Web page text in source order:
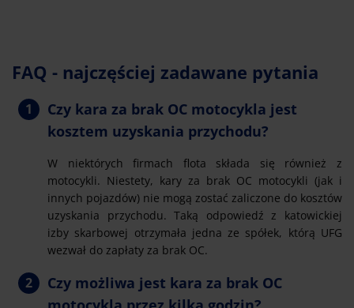
FAQ - najczęściej zadawane pytania
Czy kara za brak OC motocykla jest
kosztem uzyskania przychodu?
W niektórych firmach flota składa się również z
motocykli. Niestety, kary za brak OC motocykli (jak i
innych pojazdów) nie mogą zostać zaliczone do kosztów
uzyskania przychodu. Taką odpowiedź z katowickiej
izby skarbowej otrzymała jedna ze spółek, którą UFG
wezwał do zapłaty za brak OC.
Czy możliwa jest kara za brak OC